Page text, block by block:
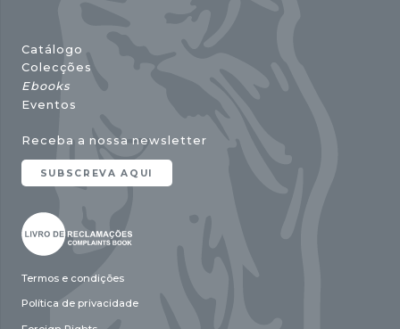
Catálogo
Colecções
Ebooks
Eventos
Receba a nossa newsletter
SUBSCREVA AQUI
Termos e condições
Política de privacidade